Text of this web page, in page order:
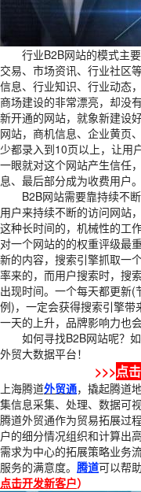
行业B2B网站的模式主要
交易、市场资讯、行业社区
信息、行业知识、行业动态
商场建设的非常漂亮，却没
新开通的网站，就象新建设
网站，商机信息、企业黄页
少都录入到10页以上，让用
一眼就对这个网站产生信任
息、最后部分成为收费用户。
B2B网站需要靠持续不断
用户来持续不断的访问网站
这种长时间的，机械性的工
对一个网站的的权重评级最
新的内容，搜索引擎抓取一
率来的，而用户搜索时，搜
出现时间。一个每天都更新
例)，一定会获得搜索引擎
一天的上升，品牌影响力也
如何寻找B2B网站呢？如
外贸大数据平台！
>>>点
上海腾道外贸通，撬起腾道
集信息采集、处理、数据可
腾道外贸通作为贸易拓展过
户的细分情况组织和计算出
需求为中心的拓展策略业务
服务的满意度。 腾道可以帮
点击开发新客户）